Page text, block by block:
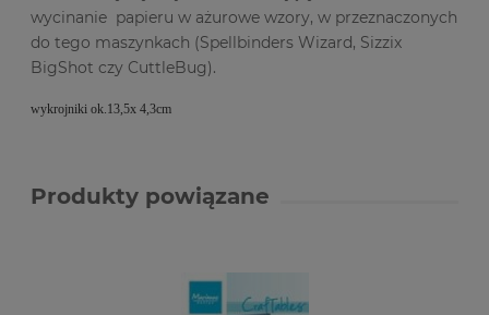
wycinanie papieru w ażurowe wzory, w przeznaczonych
do tego maszynkach (Spellbinders Wizard, Sizzix
BigShot czy CuttleBug).
wykrojniki ok.13,5x 4,3cm
Produkty powiązane